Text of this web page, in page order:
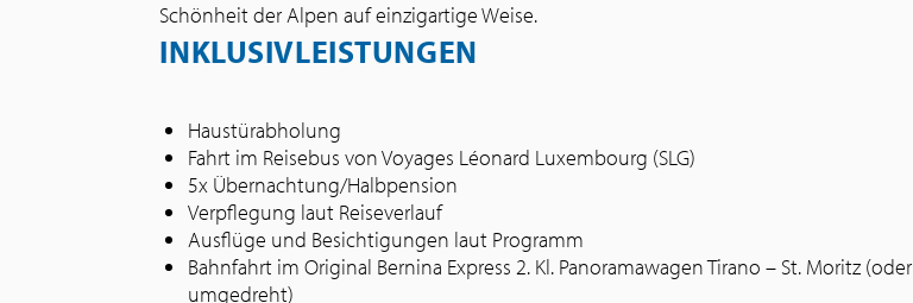
Schönheit der Alpen auf einzigartige Weise.
INKLUSIVLEISTUNGEN
Haustürabholung
Fahrt im Reisebus von Voyages Léonard Luxembourg (SLG)
5x Übernachtung/Halbpension
Verpflegung laut Reiseverlauf
Ausflüge und Besichtigungen laut Programm
Bahnfahrt im Original Bernina Express 2. Kl. Panoramawagen Tirano – St. Moritz (oder
umgedreht)